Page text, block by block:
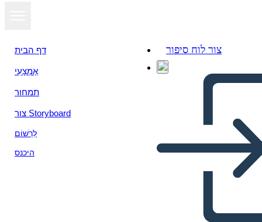
דף הבית
אֶמְצָעִי
תמחור
צור Storyboard
לִרְשׁוֹם
היכנס
צור לוח סיפור